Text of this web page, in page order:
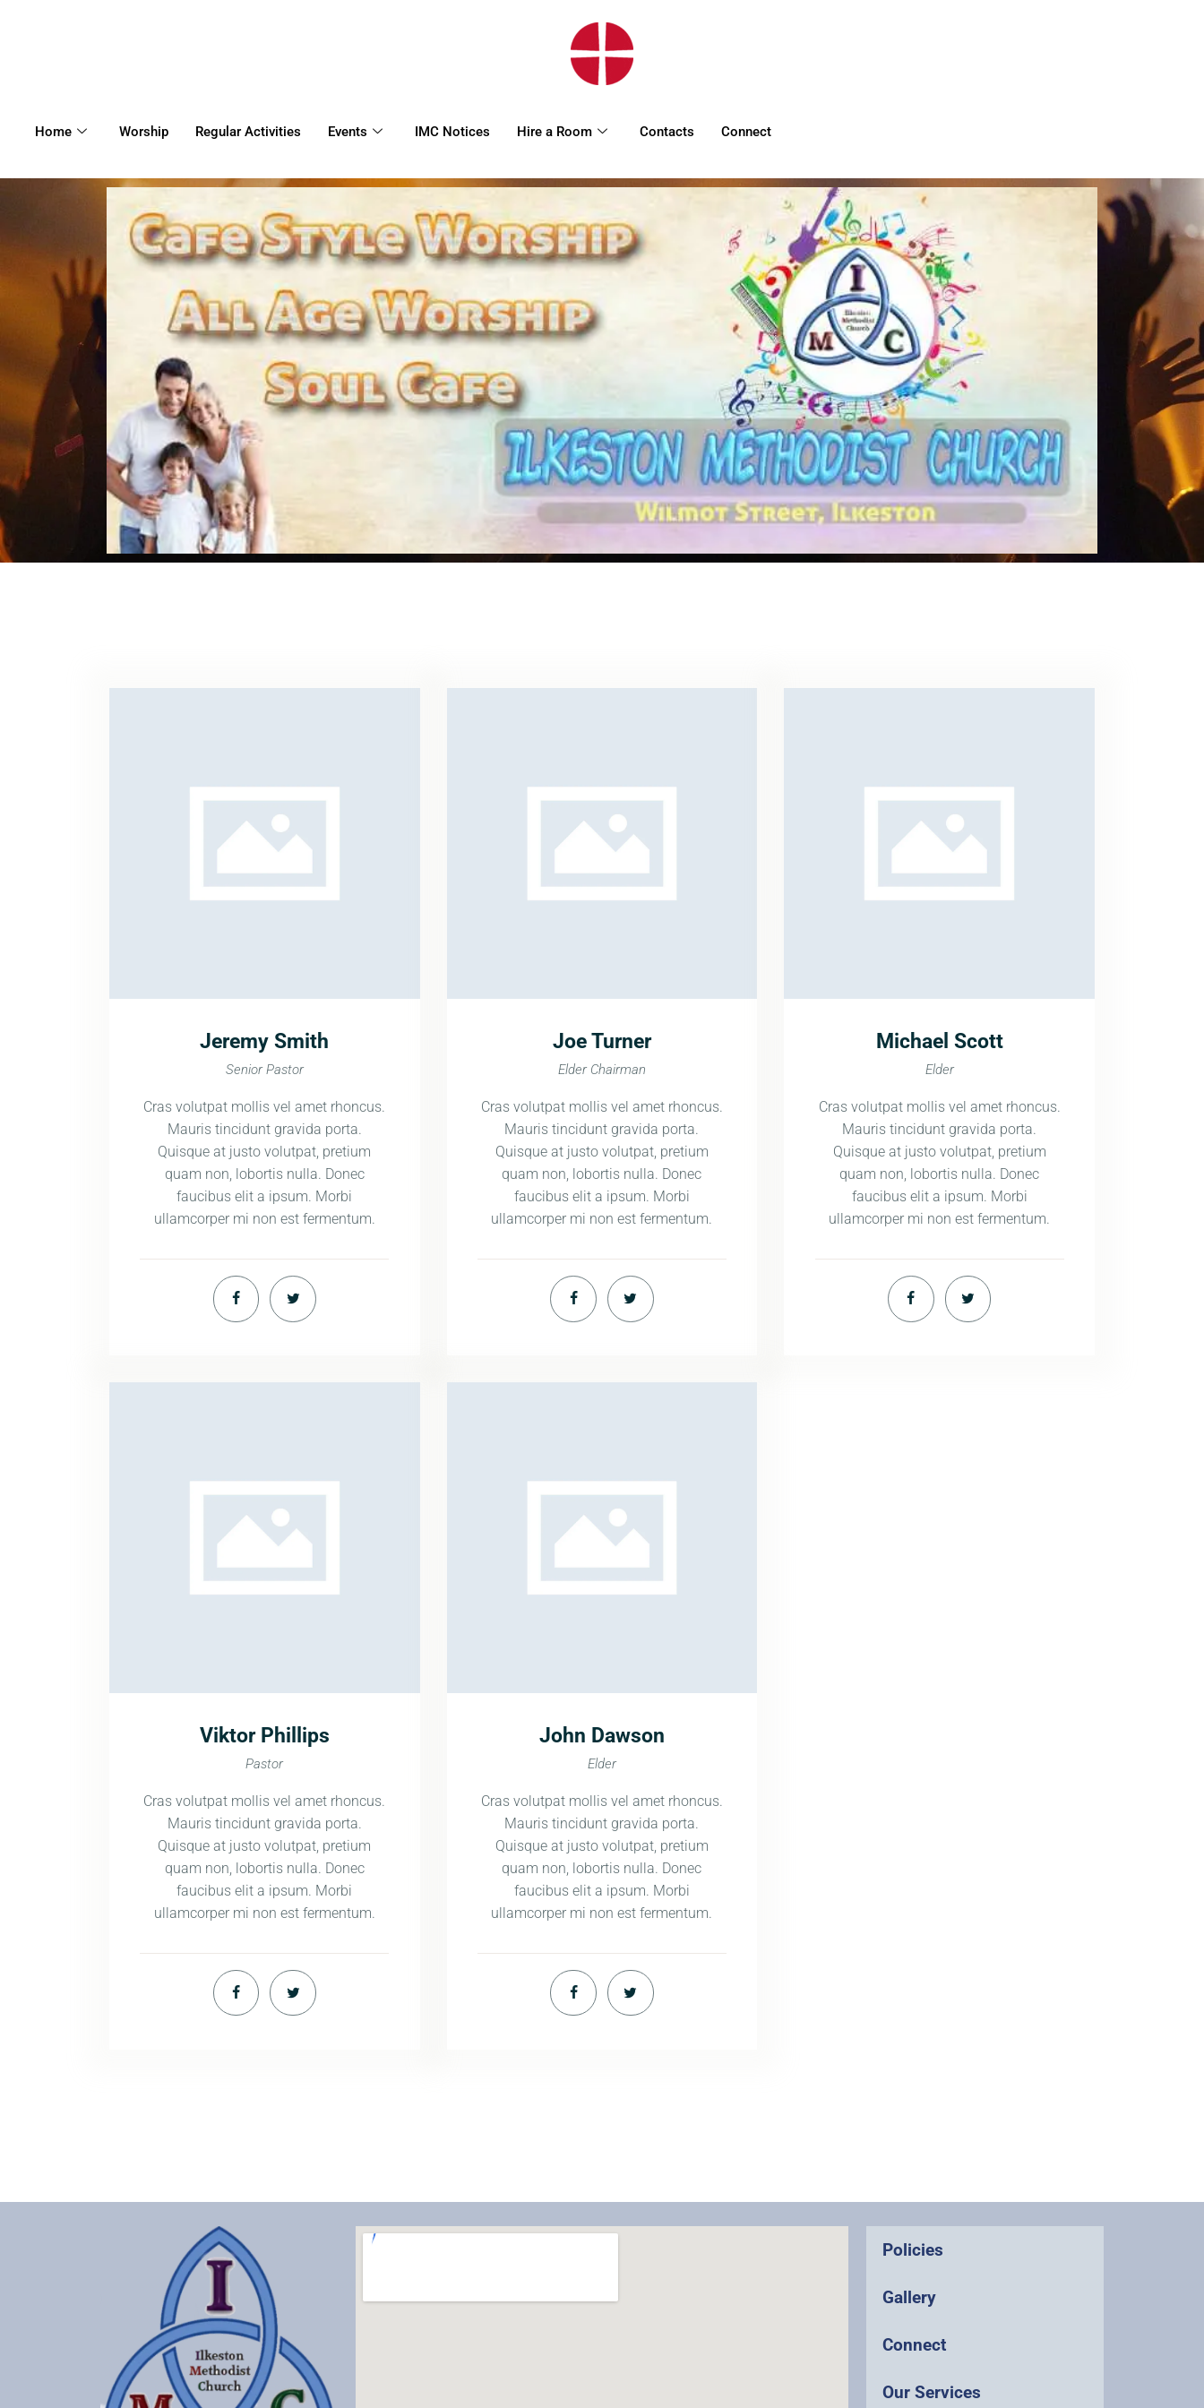
Home Worship Regular Activities Events IMC Notices Hire a Room Contacts Connect
EVENTS
IMC NOTICES
HIRE A ROOM
CONTACTS
CONNECT
Jeremy Smith
Senior Pastor
Cras volutpat mollis vel amet rhoncus.
Mauris tincidunt gravida porta.
Quisque at justo volutpat, pretium
quam non, lobortis nulla. Donec
faucibus elit a ipsum. Morbi
ullamcorper mi non est fermentum.
Joe Turner
Elder Chairman
Cras volutpat mollis vel amet rhoncus.
Mauris tincidunt gravida porta.
Quisque at justo volutpat, pretium
quam non, lobortis nulla. Donec
faucibus elit a ipsum. Morbi
ullamcorper mi non est fermentum.
Michael Scott
Elder
Cras volutpat mollis vel amet rhoncus.
Mauris tincidunt gravida porta.
Quisque at justo volutpat, pretium
quam non, lobortis nulla. Donec
faucibus elit a ipsum. Morbi
ullamcorper mi non est fermentum.
Viktor Phillips
Pastor
Cras volutpat mollis vel amet rhoncus.
Mauris tincidunt gravida porta.
Quisque at justo volutpat, pretium
quam non, lobortis nulla. Donec
faucibus elit a ipsum. Morbi
ullamcorper mi non est fermentum.
John Dawson
Elder
Cras volutpat mollis vel amet rhoncus.
Mauris tincidunt gravida porta.
Quisque at justo volutpat, pretium
quam non, lobortis nulla. Donec
faucibus elit a ipsum. Morbi
ullamcorper mi non est fermentum.
Policies
Gallery
Connect
Our Services